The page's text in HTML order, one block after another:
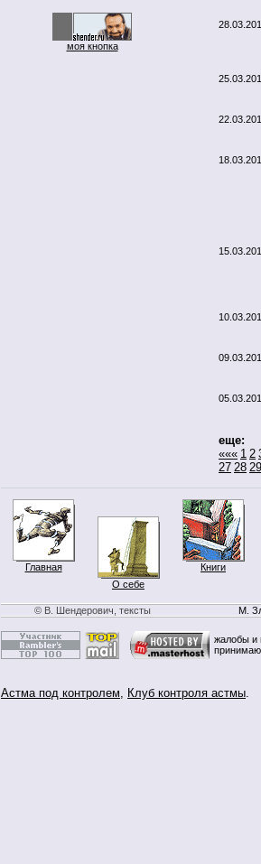
моя кнопка
еще:
««« 1 2
27 28 29
Главная
О себе
Книги
© В. Шендерович, тексты М.
жалобы и
Астма под контролем, Клуб контроля астмы.